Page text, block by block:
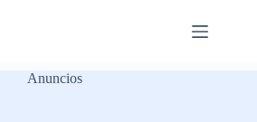
Anuncios